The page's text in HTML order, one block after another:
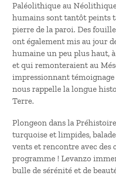
Paléolithique au
humains sont tantôt peints
pierre de la paroi. Des
ont également mis au jour
humaine un peu plus haut,
et qui remonteraient au
impressionnant témoignage
nous rappelle la longue
Terre.
Plongeon dans la
turquoise et limpides,
vents et rencontre avec des
programme ! Levanzo
bulle de sérénité et de